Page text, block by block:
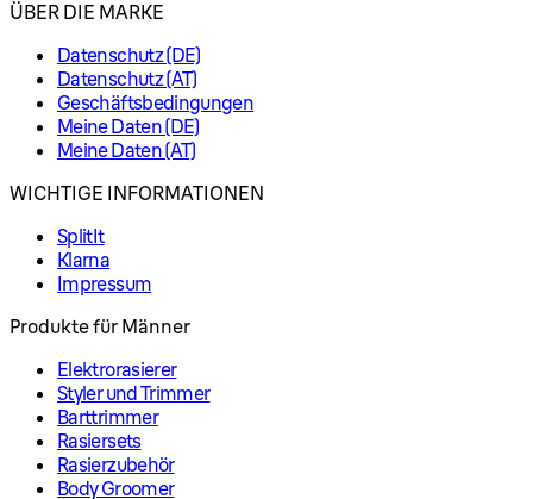
ÜBER DIE MARKE
Datenschutz (DE)
Datenschutz (AT)
Geschäftsbedingungen
Meine Daten (DE)
Meine Daten (AT)
WICHTIGE INFORMATIONEN
SplitIt
Klarna
Impressum
Produkte für Männer
Elektrorasierer
Styler und Trimmer
Barttrimmer
Rasiersets
Rasierzubehör
Body Groomer